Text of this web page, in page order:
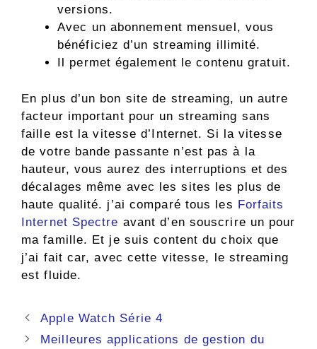
versions.
Avec un abonnement mensuel, vous
bénéficiez d’un streaming illimité.
Il permet également le contenu gratuit.
En plus d’un bon site de streaming, un autre
facteur important pour un streaming sans
faille est la vitesse d’Internet. Si la vitesse
de votre bande passante n’est pas à la
hauteur, vous aurez des interruptions et des
décalages même avec les sites les plus de
haute qualité. j’ai comparé tous les Forfaits
Internet Spectre avant d’en souscrire un pour
ma famille. Et je suis content du choix que
j’ai fait car, avec cette vitesse, le streaming
est fluide.
Navigation
des
Apple Watch Série 4
Meilleures applications de gestion du